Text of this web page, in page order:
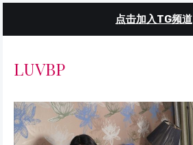
点击加入TG频道
LUVBP